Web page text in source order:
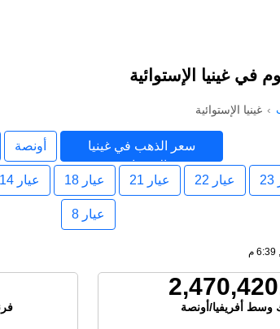
في غينيا الإستوائية
غينيا الإستوائية
سعر الذهب في غينيا
الإستوائية
أونصة
عيار 22 عيار 21 عيار 18 عيار 14
عيار 8
وسط أفريفيا/أونصة